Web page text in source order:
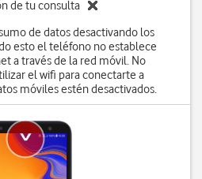
de tu consulta
de datos desactivando los
esto el teléfono no establece
a través de la red móvil. No
el wifi para conectarte a
móviles estén desactivados.